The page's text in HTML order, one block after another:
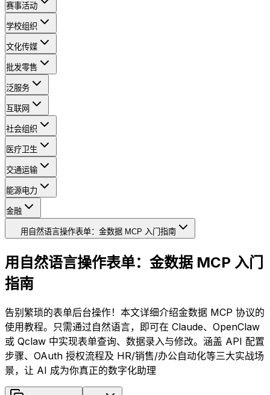
赛事活动
学校组织
文化传媒
批发零售
泛服务
互联网
社会组织
医疗卫生
交通运输
能源电力
金融
用自然语言操作表单：金数据 MCP 入门指南
用自然语言操作表单：金数据 MCP 入门
指南
告别繁琐的表单后台操作！本文详细介绍金数据 MCP 协议的
使用教程。只需通过自然语言，即可在 Claude、OpenClaw
或 Qclaw 中实现表单查询、数据录入与修改。涵盖 API 配置
步骤、OAuth 授权流程及 HR/销售/办公自动化等三大实战场
景，让 AI 成为你真正的数字化助理